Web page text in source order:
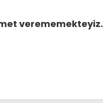
verememekteyiz.